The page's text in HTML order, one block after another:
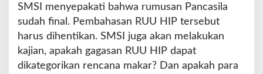
SMSI menyepakati bahwa rumusan Pancasila
sudah final. Pembahasan RUU HIP tersebut
harus dihentikan. SMSI juga akan melakukan
kajian, apakah gagasan RUU HIP dapat
dikategorikan rencana makar? Dan apakah para